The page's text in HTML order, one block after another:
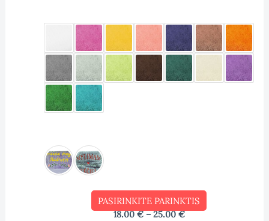
PASIRINKITE PARINKTIS
18.00€ – 25.00€